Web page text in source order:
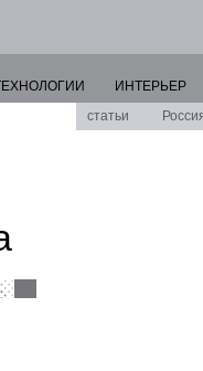
ИНТЕРЬЕР
статьи